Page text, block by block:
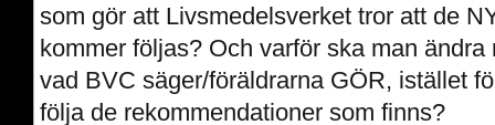
som gör att Livsmedelsverket tror att de
kommer följas? Och varför ska man
vad BVC säger/föräldrarna GÖR, istället
följa de rekommendationer som finns?